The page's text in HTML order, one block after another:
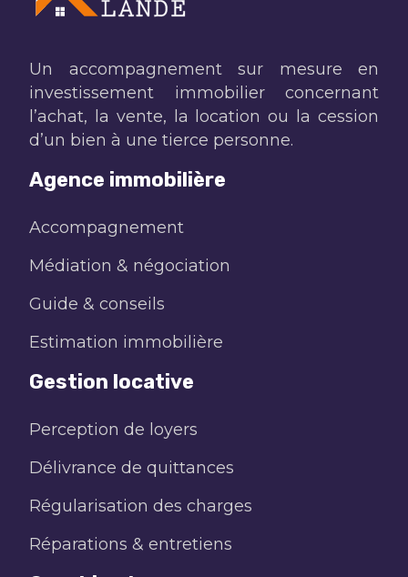
Un accompagnement sur mesure en
investissement immobilier concernant
l’achat, la vente, la location ou la cession
d’un bien à une tierce personne.
Agence immobilière
Accompagnement
Médiation & négociation
Guide & conseils
Estimation immobilière
Gestion locative
Perception de loyers
Délivrance de quittances
Régularisation des charges
Réparations & entretiens